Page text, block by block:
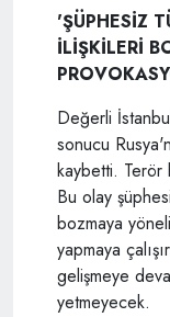
'ŞÜPHESİZ
İLİŞKİLERİ
Değerli
sonucu
kaybetti. Terör
Bu olay
bozmaya
yapmaya
gelişmeye
yetmeyecek.